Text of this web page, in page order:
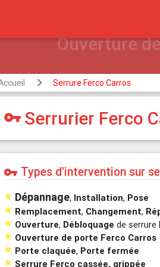
Serrure Ferco Carros
vpn_key Serrurier Ferco
vpn_key Types d'intervention sur
 Dépannage, Installation, Pose
 Remplacement, Changement,
 Ouverture, Débloquage de serrure
 Ouverture de porte Ferco Carros
 Porte claquée, Porte fermée
 Serrure Ferco cassée, grippée